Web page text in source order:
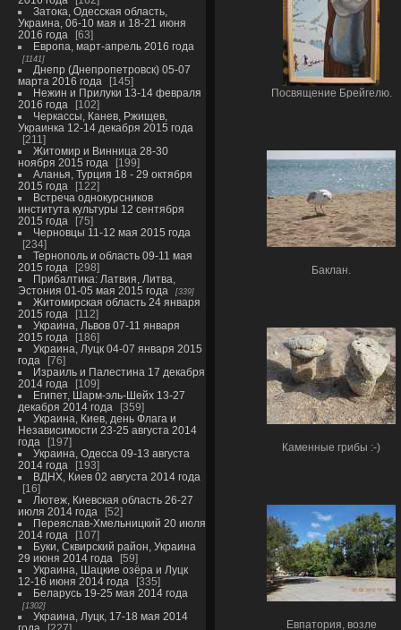
Затока, Одесская область,
Украина, 06-10 мая и 18-21 июня
2016 года
63
Европа, март-апрель 2016 года
1141
Днепр (Днепропетровск) 05-07
марта 2016 года
145
Нежин и Прилуки 13-14 февраля
2016 года
102
Черкассы, Канев, Ржищев,
Украинка 12-14 декабря 2015 года
211
Житомир и Винница 28-30
ноября 2015 года
199
Аланья, Турция 18 - 29 октября
2015 года
122
Встреча однокурсников
института культуры 12 сентября
2015 года
75
Черновцы 11-12 мая 2015 года
234
Тернополь и область 09-11 мая
2015 года
298
Прибалтика: Латвия, Литва,
Эстония 01-05 мая 2015 года
339
Житомирская область 24 января
2015 года
112
Украина, Львов 07-11 января
2015 года
186
Украина, Луцк 04-07 января 2015
года
76
Израиль и Палестина 17 декабря
2014 года
109
Египет, Шарм-эль-Шейх 13-27
декабря 2014 года
359
Украина, Киев, день Флага и
Независимости 23-25 августа 2014
года
197
Украина, Одесса 09-13 августа
2014 года
193
ВДНХ, Киев 02 августа 2014 года
16
Лютеж, Киевская область 26-27
июля 2014 года
52
Переяслав-Хмельницкий 20 июля
2014 года
107
Буки, Сквирский район, Украина
29 июня 2014 года
59
Украина, Шацкие озёра и Луцк
12-16 июня 2014 года
335
Беларусь 19-25 мая 2014 года
1302
Украина, Луцк, 17-18 мая 2014
Посвящение Брейгелю.
Баклан.
Каменные грибы :-)
Евпатория, возле